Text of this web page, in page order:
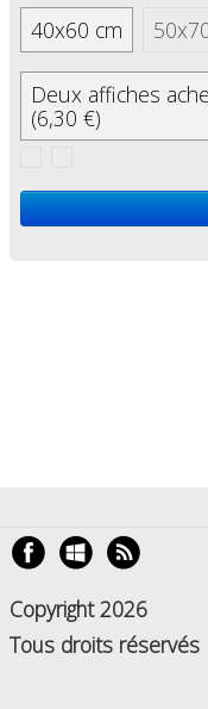
40x60 cm
Deux affiches
(6,30 €)
Copyright 2026
Tous droits réservés